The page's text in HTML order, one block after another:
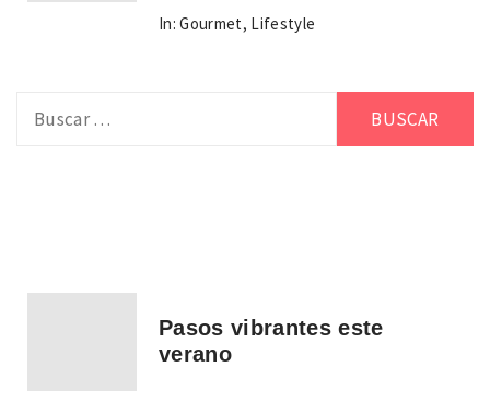
In: Gourmet, Lifestyle
Pasos vibrantes este
verano